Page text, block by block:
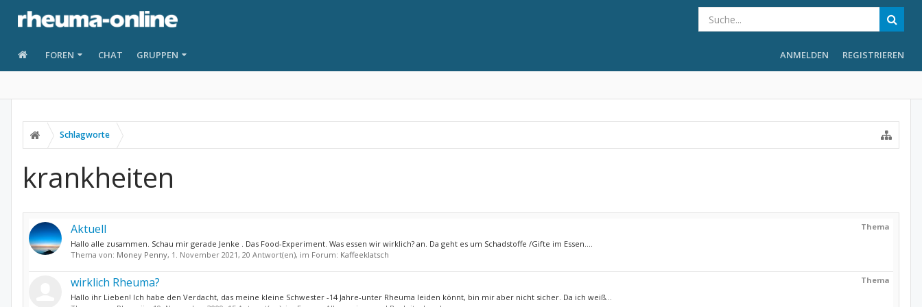
FOREN CHAT GRUPPEN ANMELDEN REGISTRIEREN
Schlagworte
krankheiten
Thema
Aktuell
Hallo alle zusammen. Schau mir gerade Jenke . Das Food-Experiment. Was essen wir wirklich? an. Da geht es um Schadstoffe /Gifte im Essen....
Thema von: Money Penny, 1. November 2021, 20 Antwort(en), im Forum: Kaffeeklatsch
Thema
wirklich Rheuma?
Hallo ihr Lieben! Ich habe den Verdacht, das meine kleine Schwester -14 Jahre-unter Rheuma leiden könnt, bin mir aber nicht sicher. Da ich weiß...